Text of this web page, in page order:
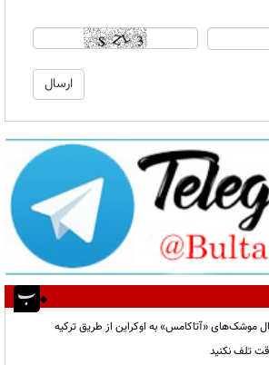
موشک‌های «آتاکامس» به اوکراین از طریق ترکیه
تلف نکنید